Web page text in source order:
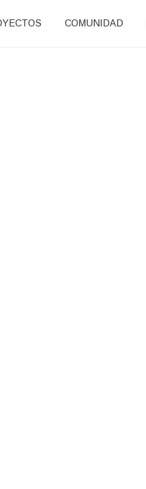
COMUNIDAD